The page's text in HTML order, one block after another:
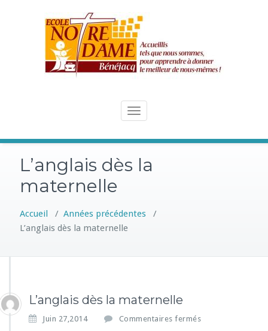
Toggle
L’anglais dès la
maternelle
Accueil / Années précédentes /
L’anglais dès la maternelle
L’anglais dès la maternelle
Juin 27,2014 Commentaires fermés